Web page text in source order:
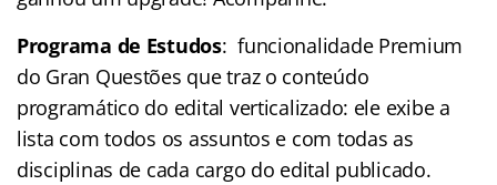
Programa de Estudos: funcionalidade Premium
do Gran Questões que traz o conteúdo
programático do edital verticalizado: ele exibe a
lista com todos os assuntos e com todas as
disciplinas de cada cargo do edital publicado.